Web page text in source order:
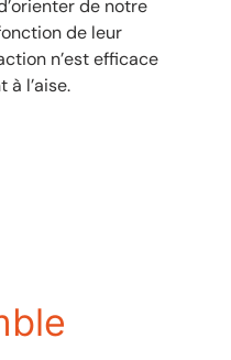
de notre
de leur
n’est efficace
à l’aise.